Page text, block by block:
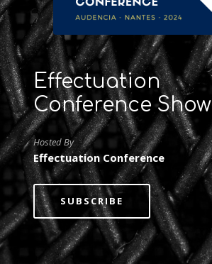
Effectuation
Conference Show
Hosted By
Effectuation Conference
SUBSCRIBE